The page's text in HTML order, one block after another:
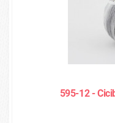
595-12 -